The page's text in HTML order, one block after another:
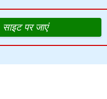
साइट पर जाएं